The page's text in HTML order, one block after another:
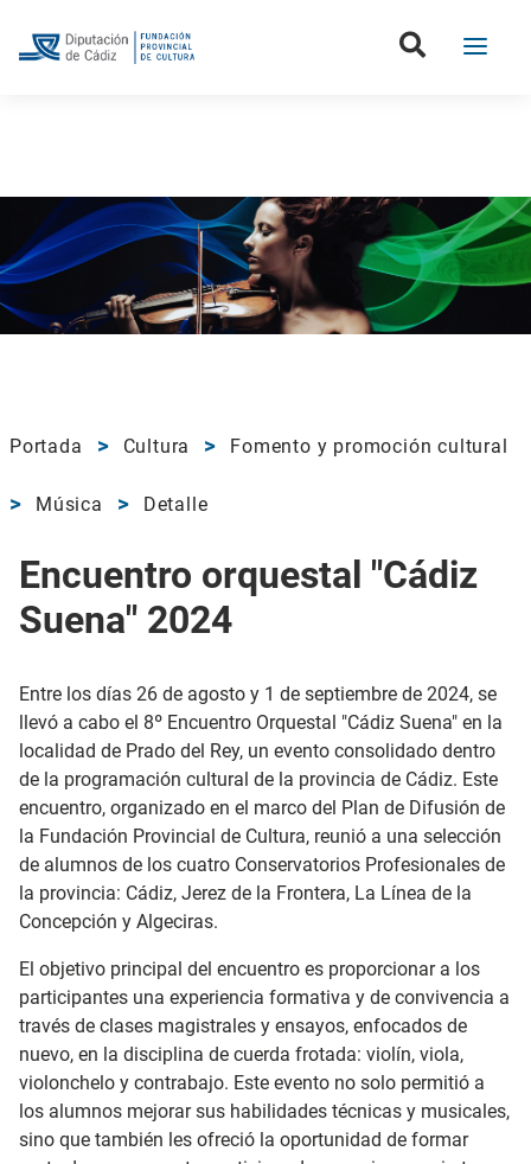
Portada Cultura Fomento y promoción cultural
Música Detalle
Encuentro orquestal "Cádiz
Suena" 2024
Entre los días 26 de agosto y 1 de septiembre de 2024, se
llevó a cabo el 8º Encuentro Orquestal "Cádiz Suena" en la
localidad de Prado del Rey, un evento consolidado dentro
de la programación cultural de la provincia de Cádiz. Este
encuentro, organizado en el marco del Plan de Difusión de
la Fundación Provincial de Cultura, reunió a una selección
de alumnos de los cuatro Conservatorios Profesionales de
la provincia: Cádiz, Jerez de la Frontera, La Línea de la
Concepción y Algeciras.
El objetivo principal del encuentro es proporcionar a los
participantes una experiencia formativa y de convivencia a
través de clases magistrales y ensayos, enfocados de
nuevo, en la disciplina de cuerda frotada: violín, viola,
violonchelo y contrabajo. Este evento no solo permitió a
los alumnos mejorar sus habilidades técnicas y musicales,
sino que también les ofreció la oportunidad de formar